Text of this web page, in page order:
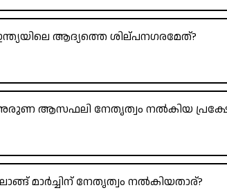
ആദ്യത്തെ ശില്പനഗരമേത്?
ആസഫലി നേതൃത്വം നൽകിയ
മാർച്ചിന് നേതൃത്വം നൽകിയതാര്?